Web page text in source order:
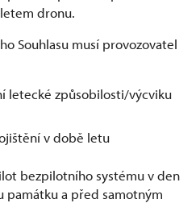
dronu.
Souhlasu musí provozovatel
letecké způsobilosti/výcviku
v době letu
bezpilotního systému v den
památku a před samotným